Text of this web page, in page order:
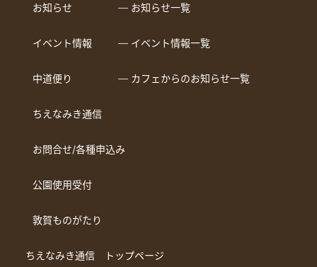
お知らせ ― お知らせ一覧
イベント情報 ― イベント情報一覧
中道便り ― カフェからのお知らせ一覧
ちえなみき通信
お問合せ/各種申込み
公園使用受付
敦賀ものがたり
ちえなみき通信 トップページ